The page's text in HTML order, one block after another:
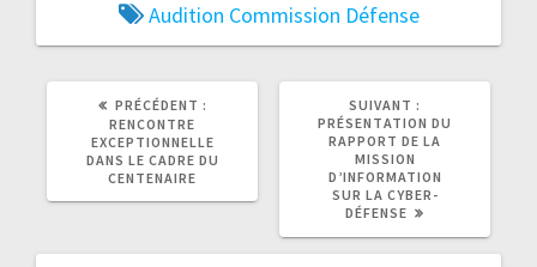
Audition Commission Défense
PRÉCÉDENT :
ARTICLE
PRÉCÉDENT
RENCONTRE
EXCEPTIONNELLE
DANS LE CADRE DU
CENTENAIRE
SUIVANT :
ARTICLE
PRÉSENTATION DU
RAPPORT DE LA
MISSION
D’INFORMATION
SUR LA CYBER-
DÉFENSE